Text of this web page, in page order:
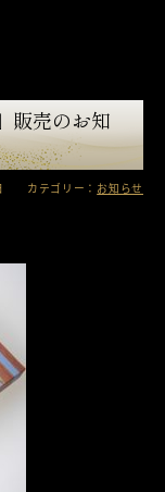
販売のお知
カテゴリー： お知らせ